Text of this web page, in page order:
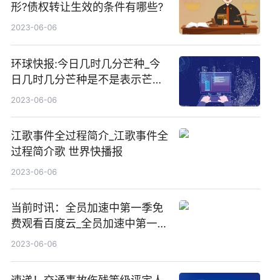
形?债权转让生效的条件有哪些?
2023-06-06
环球快报:今日几时几分芒种_今
日几时几分芒种是不是表示芒种
已经过去
2023-06-06
江歌事件全过程简介_江歌事件全
过程简介歌 世界快播报
2023-06-06
当前时讯：全员加速中第一季免
费观看百度云_全员加速中第一季
免费观看百度云可投屏
2023-06-06